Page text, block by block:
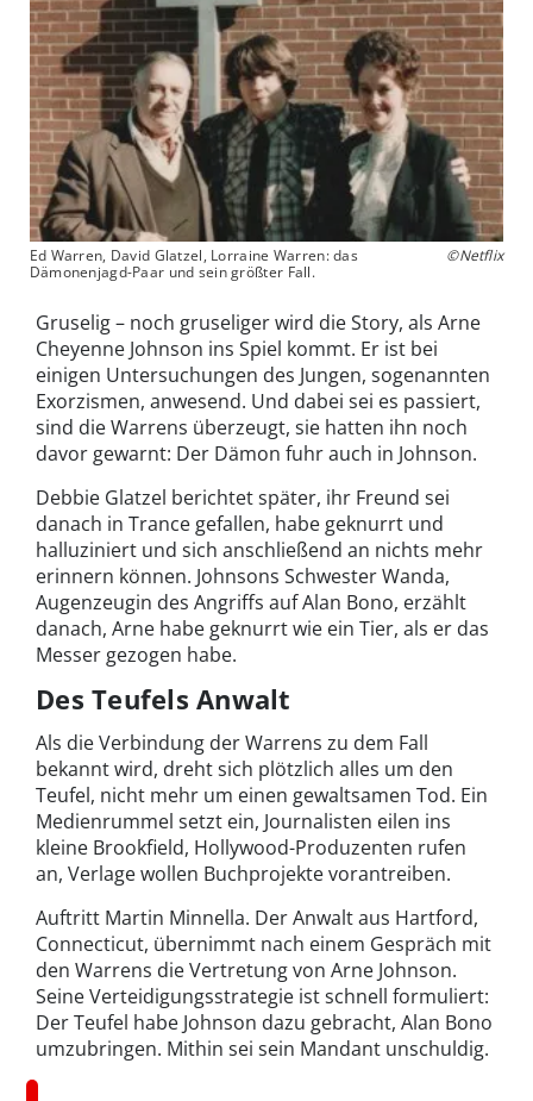
Ed Warren, David Glatzel, Lorraine Warren: das
Dämonenjagd-Paar und sein größter Fall.
©Netflix
Gruselig – noch gruseliger wird die Story, als Arne
Cheyenne Johnson ins Spiel kommt. Er ist bei
einigen Untersuchungen des Jungen, sogenannten
Exorzismen, anwesend. Und dabei sei es passiert,
sind die Warrens überzeugt, sie hatten ihn noch
davor gewarnt: Der Dämon fuhr auch in Johnson.
Debbie Glatzel berichtet später, ihr Freund sei
danach in Trance gefallen, habe geknurrt und
halluziniert und sich anschließend an nichts mehr
erinnern können. Johnsons Schwester Wanda,
Augenzeugin des Angriffs auf Alan Bono, erzählt
danach, Arne habe geknurrt wie ein Tier, als er das
Messer gezogen habe.
Des Teufels Anwalt
Als die Verbindung der Warrens zu dem Fall
bekannt wird, dreht sich plötzlich alles um den
Teufel, nicht mehr um einen gewaltsamen Tod. Ein
Medienrummel setzt ein, Journalisten eilen ins
kleine Brookfield, Hollywood-Produzenten rufen
an, Verlage wollen Buchprojekte vorantreiben.
Auftritt Martin Minnella. Der Anwalt aus Hartford,
Connecticut, übernimmt nach einem Gespräch mit
den Warrens die Vertretung von Arne Johnson.
Seine Verteidigungsstrategie ist schnell formuliert:
Der Teufel habe Johnson dazu gebracht, Alan Bono
umzubringen. Mithin sei sein Mandant unschuldig.